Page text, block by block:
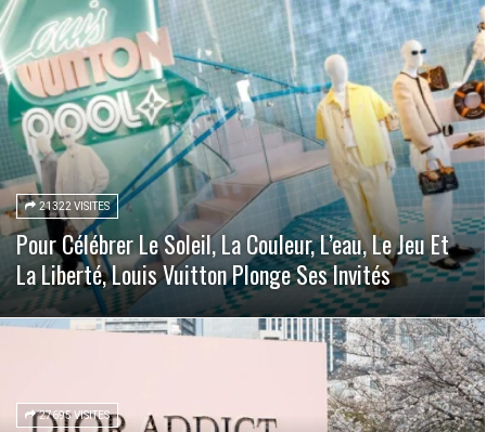
21322 VISITES
Pour Célébrer Le Soleil, La Couleur, L’eau, Le Jeu Et
La Liberté, Louis Vuitton Plonge Ses Invités
27695 VISITES